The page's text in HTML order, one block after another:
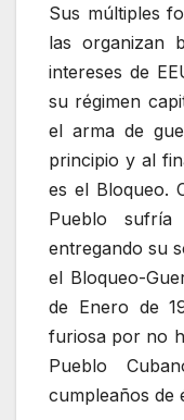
Sus múltiples
las organizan
intereses de
su régimen
el arma de
principio y al
es el Bloqueo.
Pueblo sufría
entregando su
el Bloqueo-
de Enero de
furiosa por no
Pueblo
cumpleaños de